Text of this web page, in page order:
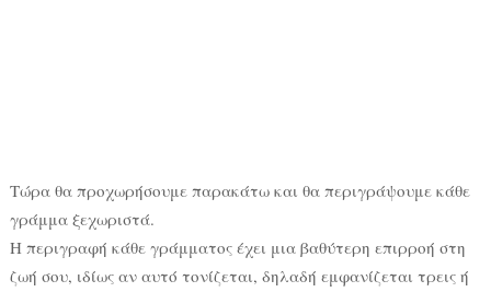
Τώρα θα προχωρήσουμε παρακάτω και θα περιγράψουμε κάθε
γράμμα ξεχωριστά.
Η περιγραφή κάθε γράμματος έχει μια βαθύτερη επιρροή στη
ζωή σου, ιδίως αν αυτό τονίζεται, δηλαδή εμφανίζεται τρεις ή